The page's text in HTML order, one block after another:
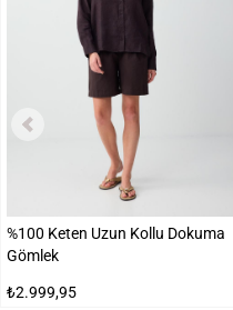
%100 Keten Uzun Kollu Dokuma
Gömlek
₺2.999,95